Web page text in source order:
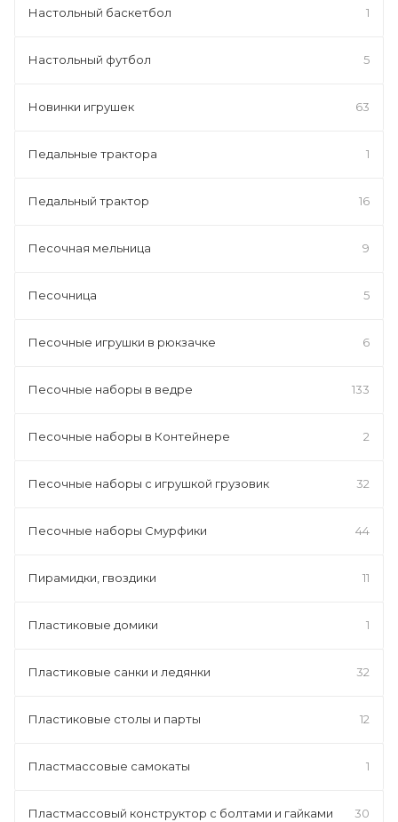
Настольный баскетбол 1
Настольный футбол 5
Новинки игрушек 63
Педальные трактора 1
Педальный трактор 16
Песочная мельница 9
Песочница 5
Песочные игрушки в рюкзачке 6
Песочные наборы в ведре 133
Песочные наборы в Контейнере 2
Песочные наборы с игрушкой грузовик 32
Песочные наборы Смурфики 44
Пирамидки, гвоздики 11
Пластиковые домики 1
Пластиковые санки и ледянки 32
Пластиковые столы и парты 12
Пластмассовые самокаты 1
Пластмассовый конструктор с болтами и гайками 30